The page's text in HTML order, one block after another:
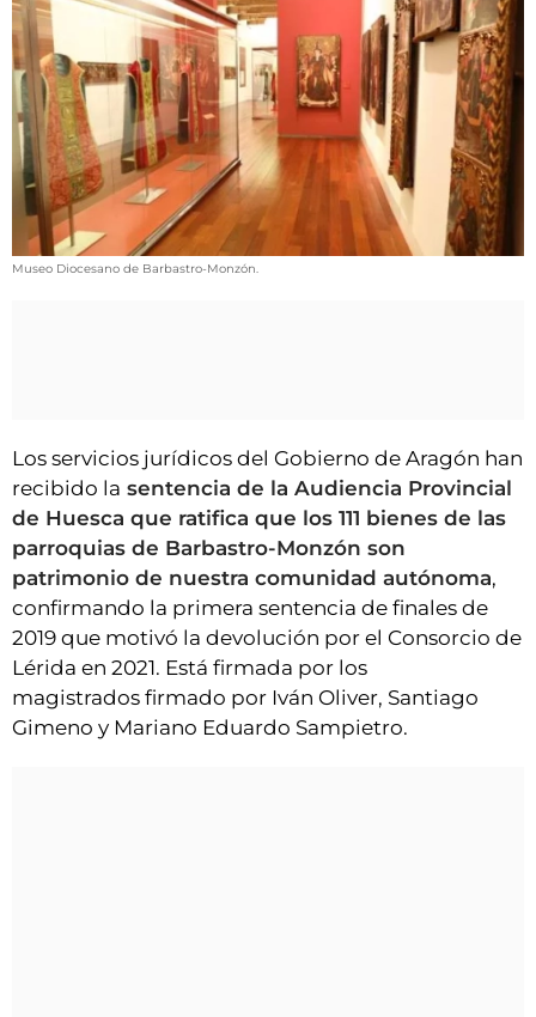
CONTACTAR
FIESTAS EN EL ALTO ARAGÓN
FIESTAS DE SAN LORENZO
AGENDA
CARTELERA
FARMACIAS
Museo Diocesano de Barbastro-Monzón.
Los servicios jurídicos del Gobierno de Aragón han
recibido la sentencia de la Audiencia Provincial
de Huesca que ratifica que los 111 bienes de las
parroquias de Barbastro-Monzón son
patrimonio de nuestra comunidad autónoma,
confirmando la primera sentencia de finales de
2019 que motivó la devolución por el Consorcio de
Lérida en 2021. Está firmada por los
magistrados firmado por Iván Oliver, Santiago
Gimeno y Mariano Eduardo Sampietro.